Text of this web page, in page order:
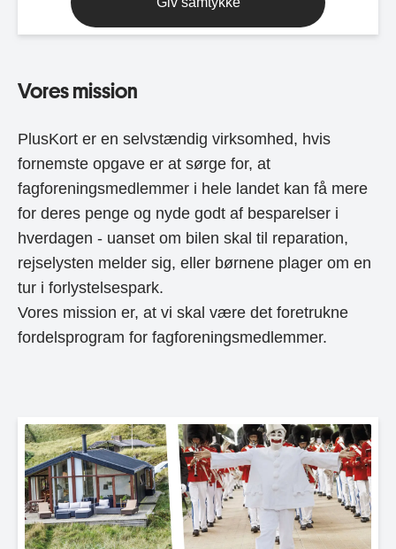
Vores mission
PlusKort er en selvstændig virksomhed, hvis
fornemste opgave er at sørge for, at
fagforeningsmedlemmer i hele landet kan få mere
for deres penge og nyde godt af besparelser i
hverdagen - uanset om bilen skal til reparation,
rejselysten melder sig, eller børnene plager om en
tur i forlystelsespark.
Vores mission er, at vi skal være det foretrukne
fordelsprogram for fagforeningsmedlemmer.